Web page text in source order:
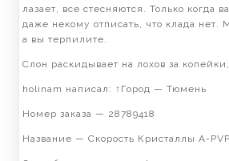
лазает, все стесняются. Только когда
даже некому отписать, что клада нет.
а вы терпилите.
Слон раскидывает на лохов за
holinam написал: ↑Город — Тюмень
Номер заказа — 28789418
Название — Скорость Кристаллы A-PVP